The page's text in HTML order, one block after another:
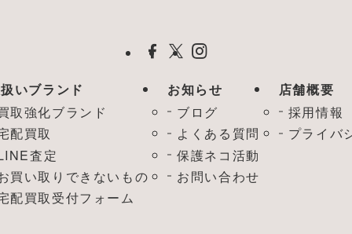
いブランド
取強化ブランド
配買取
査定
買い取りできないもの
配買取受付フォーム
お知らせ
ブログ
よくある質問
保護ネコ活動
お問い合わせ
店舗概要
採用情報
プライバ